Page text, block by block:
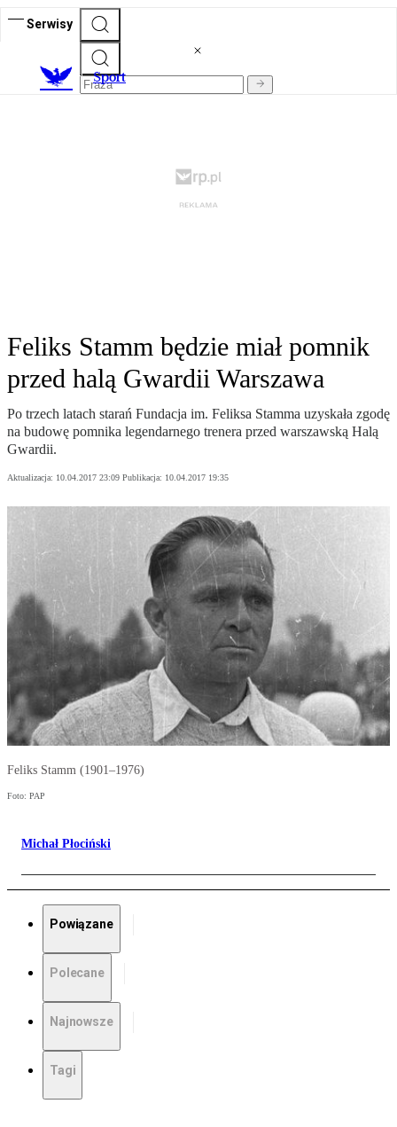
Serwisy
Sport
Feliks Stamm będzie miał pomnik
przed halą Gwardii Warszawa
Po trzech latach starań Fundacja im. Feliksa Stamma uzyskała zgodę
na budowę pomnika legendarnego trenera przed warszawską Halą
Gwardii.
Aktualizacja: 10.04.2017 23:09 Publikacja: 10.04.2017 19:35
Feliks Stamm (1901–1976)
Foto: PAP
Michał Płociński
Powiązane
Polecane
Najnowsze
Tagi